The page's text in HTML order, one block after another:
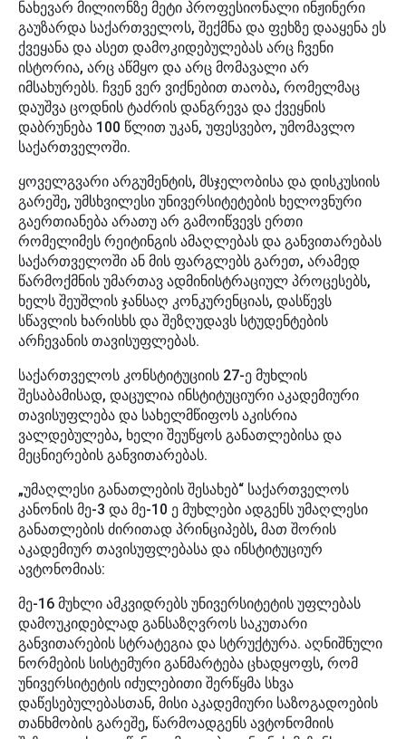
ნახევარ მილიონზე მეტი პროფესიონალი ინჟინერი
გაუზარდა საქართველოს, შექმნა და ფეხზე დააყენა ეს
ქვეყანა და ასეთ დამოკიდებულებას არც ჩვენი
ისტორია, არც აწმყო და არც მომავალი არ
იმსახურებს. ჩვენ ვერ ვიქნებით თაობა, რომელმაც
დაუშვა ცოდნის ტაძრის დანგრევა და ქვეყნის
დაბრუნება 100 წლით უკან, უფესვებო, უმომავლო
საქართველოში.
ყოველგვარი არგუმენტის, მსჯელობისა და დისკუსიის
გარეშე, უმსხვილესი უნივერსიტეტების ხელოვნური
გაერთიანება არათუ არ გამოიწვევს ერთი
რომელიმეს რეიტინგის ამაღლებას და განვითარებას
საქართველოში ან მის ფარგლებს გარეთ, არამედ
წარმოქმნის უმართავ ადმინისტრაციულ პროცესებს,
ხელს შეუშლის ჯანსაღ კონკურენციას, დასწევს
სწავლის ხარისხს და შეზღუდავს სტუდენტების
არჩევანის თავისუფლებას.
საქართველოს კონსტიტუციის 27-ე მუხლის
შესაბამისად, დაცულია ინსტიტუციური აკადემიური
თავისუფლება და სახელმწიფოს აკისრია
ვალდებულება, ხელი შეუწყოს განათლებისა და
მეცნიერების განვითარებას.
„უმაღლესი განათლების შესახებ“ საქართველოს
კანონის მე-3 და მე-10 ე მუხლები ადგენს უმაღლესი
განათლების ძირითად პრინციპებს, მათ შორის
აკადემიურ თავისუფლებასა და ინსტიტუციურ
ავტონომიას:
მე-16 მუხლი ამკვიდრებს უნივერსიტეტის უფლებას
დამოუკიდებლად განსაზღვროს საკუთარი
განვითარების სტრატეგია და სტრუქტურა. აღნიშნული
ნორმების სისტემური განმარტება ცხადყოფს, რომ
უნივერსიტეტის იძულებითი შერწყმა სხვა
დაწესებულებასთან, მისი აკადემიური საზოგადოების
თანხმობის გარეშე, წარმოადგენს ავტონომიის